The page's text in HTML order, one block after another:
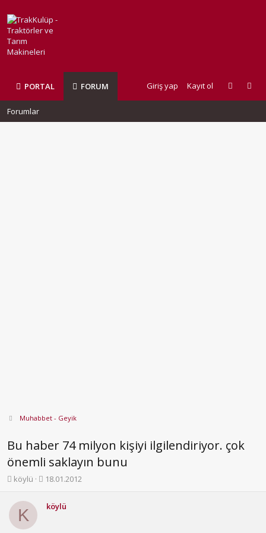
PORTAL FORUM Giriş yap Kayıt ol
Forumlar
Muhabbet - Geyik
Bu haber 74 milyon kişiyi ilgilendiriyor. çok
önemli saklayın bunu
K
n
köylü
B18.01.2012
K köylü